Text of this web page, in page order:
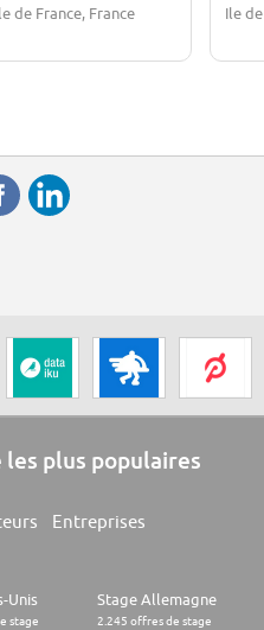
de France, France
Ile
les plus populaires
Entreprises
Unis
stage
Stage Allemagne
2.245 offres de stage